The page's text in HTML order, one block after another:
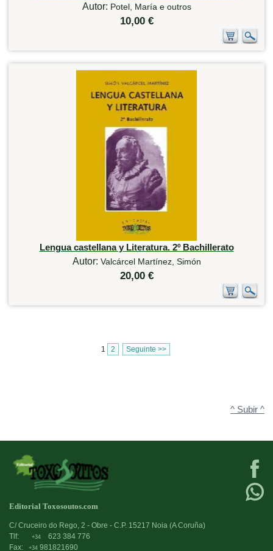
Autor: Potel, María e outros
10,00 €
Lengua castellana y Literatura. 2º Bachillerato
Autor: Valcárcel Martínez, Simón
20,00 €
1 2 Seguinte >>
^ Subir ^
Editorial Toxosoutos.com
C/ Cruceiro do Rego, 2 - Obre - C.P. 15217 Noia (A Coruña)
Tlf:
+34
623 384 776
Fax:
+34 981821690